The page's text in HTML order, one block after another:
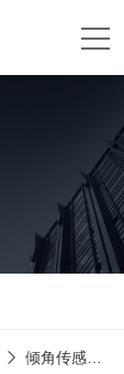
倾角传感器